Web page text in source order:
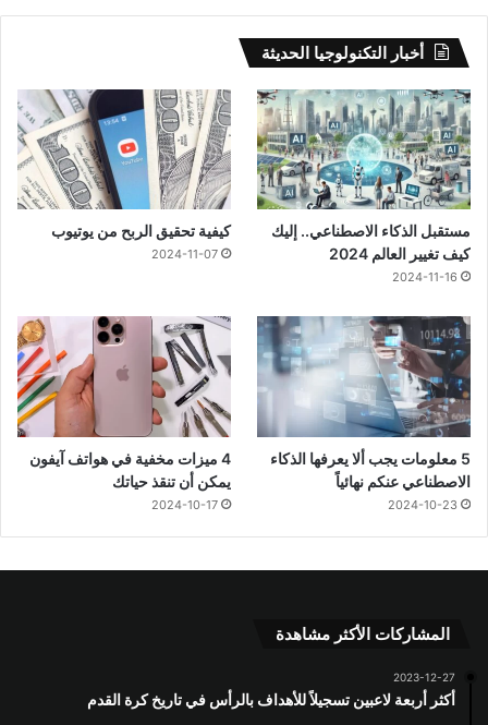
أخبار التكنولوجيا الحديثة
مستقبل الذكاء الاصطناعي.. إليك
كيف تغيير العالم 2024
2024-11-16
كيفية تحقيق الربح من يوتيوب
2024-11-07
5 معلومات يجب ألا يعرفها الذكاء
الاصطناعي عنكم نهائياً
2024-10-23
4 ميزات مخفية في هواتف آيفون
يمكن أن تنقذ حياتك
2024-10-17
المشاركات الأكثر مشاهدة
2023-12-27
أكثر أربعة لاعبين تسجيلاً للأهداف بالرأس في تاريخ كرة القدم